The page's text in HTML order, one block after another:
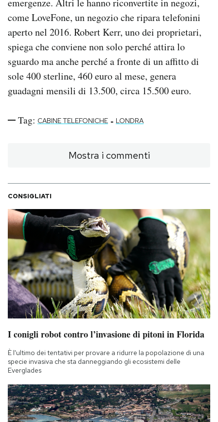
emergenze. Altri le hanno riconvertite in negozi,
come LoveFone, un negozio che ripara telefonini
aperto nel 2016. Robert Kerr, uno dei proprietari,
spiega che conviene non solo perché attira lo
sguardo ma anche perché a fronte di un affitto di
sole 400 sterline, 460 euro al mese, genera
guadagni mensili di 13.500, circa 15.500 euro.
Tag: CABINE TELEFONICHE - LONDRA
Mostra i commenti
CONSIGLIATI
I conigli robot contro l’invasione di pitoni in Florida
È l'ultimo dei tentativi per provare a ridurre la popolazione di una
specie invasiva che sta danneggiando gli ecosistemi delle
Everglades